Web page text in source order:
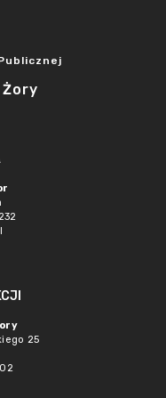
25